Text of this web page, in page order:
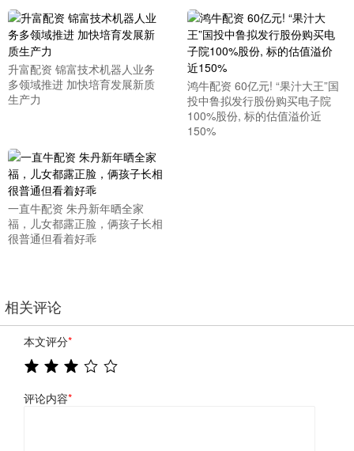
升富配资 锦富技术机器人业务
多领域推进 加快培育发展新质
生产力
鸿牛配资 60亿元! “果汁大王”国
投中鲁拟发行股份购买电子院
100%股份, 标的估值溢价近
150%
一直牛配资 朱丹新年晒全家
福，儿女都露正脸，俩孩子长相
很普通但看着好乖
相关评论
本文评分*
评论内容*